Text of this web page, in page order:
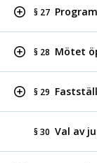
§ 27 Program
§ 28 Mötet
§ 29
§ 30 Val av